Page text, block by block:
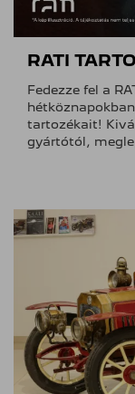
RATI
Fedezze fel a
tartozékait!
gyártótól,